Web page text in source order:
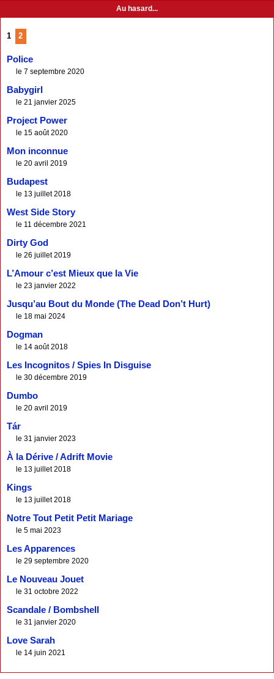
Au hasard...
1 2
Police
le 7 septembre 2020
Babygirl
le 21 janvier 2025
Project Power
le 15 août 2020
Mon inconnue
le 20 avril 2019
Budapest
le 13 juillet 2018
West Side Story
le 11 décembre 2021
Dirty God
le 26 juillet 2019
L’Amour c’est Mieux que la Vie
le 23 janvier 2022
Jusqu’au Bout du Monde (The Dead Don’t Hurt)
le 18 mai 2024
Dogman
le 14 août 2018
Les Incognitos / Spies In Disguise
le 30 décembre 2019
Dumbo
le 20 avril 2019
Tár
le 31 janvier 2023
À la Dérive / Adrift Movie
le 13 juillet 2018
Kings
le 13 juillet 2018
Notre Tout Petit Petit Mariage
le 5 mai 2023
Les Apparences
le 29 septembre 2020
Le Nouveau Jouet
le 31 octobre 2022
Scandale / Bombshell
le 31 janvier 2020
Love Sarah
le 14 juin 2021